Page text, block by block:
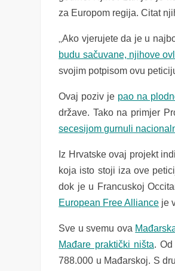
za Europom regija. Citat
„Ako vjerujete da je u
budu sačuvane, njihove
svojim potpisom ovu
Ovaj poziv je pao na
države. Tako na primjer
secesijom gurnuli
Iz Hrvatske ovaj projekt
koja isto stoji iza ove
dok je u Francuskoj
European Free Alliance je
Sve u svemu ova
Mađare praktički ništa.
788.000 u Mađarskoj. S